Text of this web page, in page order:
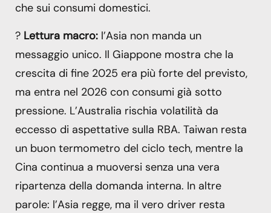
che sui consumi domestici.
? Lettura macro: l’Asia non manda un
messaggio unico. Il Giappone mostra che la
crescita di fine 2025 era più forte del previsto,
ma entra nel 2026 con consumi già sotto
pressione. L’Australia rischia volatilità da
eccesso di aspettative sulla RBA. Taiwan resta
un buon termometro del ciclo tech, mentre la
Cina continua a muoversi senza una vera
ripartenza della domanda interna. In altre
parole: l’Asia regge, ma il vero driver resta